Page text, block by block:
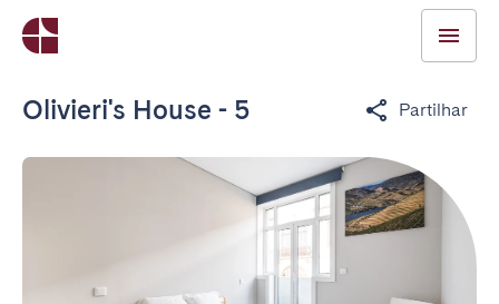
Olivieri's House - 5 Partilhar